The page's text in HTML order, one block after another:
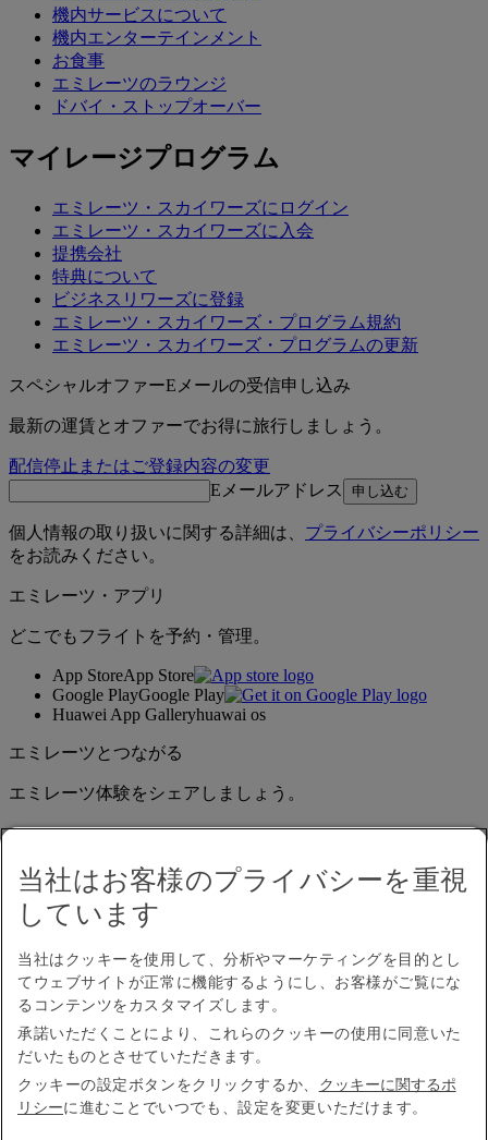
機内サービスについて
機内エンターテインメント
お食事
エミレーツのラウンジ
ドバイ・ストップオーバー
マイレージプログラム
エミレーツ・スカイワーズにログイン
エミレーツ・スカイワーズに入会
提携会社
特典について
ビジネスリワーズに登録
エミレーツ・スカイワーズ・プログラム規約
エミレーツ・スカイワーズ・プログラムの更新
スペシャルオファーEメールの受信申し込み
最新の運賃とオファーでお得に旅行しましょう。
配信停止またはご登録内容の変更
Eメールアドレス
申し込む
個人情報の取り扱いに関する詳細は、 プライバシーポリシー
をお読みください。
エミレーツ・アプリ
どこでもフライトを予約・管理。
App StoreApp Store
Google PlayGoogle Play
Huawei App Galleryhuawai os
エミレーツとつながる
エミレーツ体験をシェアしましょう。
アクセシビリティ
お問い合わせ
プライバシーポリシー
規約条件
クッキーに関するポリシー
サイバーセキュリティ
当社はお客様のプライバシーを重視
しています
当社はクッキーを使用して、分析やマーケティングを目的とし
てウェブサイトが正常に機能するようにし、お客様がご覧にな
るコンテンツをカスタマイズします。
承諾いただくことにより、これらのクッキーの使用に同意いた
だいたものとさせていただきます。
クッキーの設定ボタンをクリックするか、 クッキーに関するポ
リシーに進むことでいつでも、設定を変更いただけます。